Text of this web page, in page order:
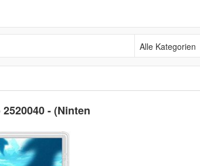
Alle Kategorien
- (Ninten